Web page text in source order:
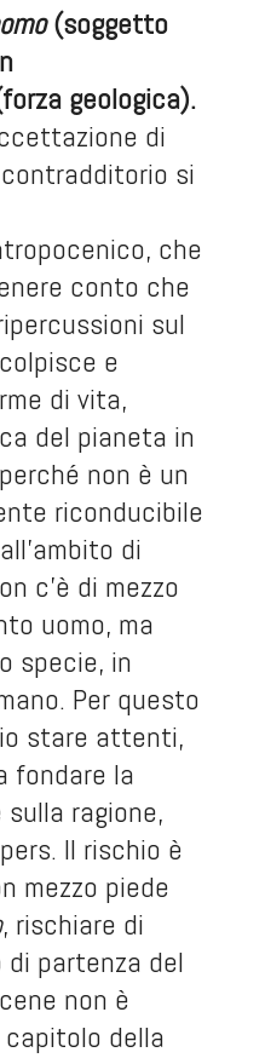
(soggetto
geologica).
di
si
che
conto che
sul
e
di vita,
del pianeta in
non è un
riconducibile
di
c’è di mezzo
uomo, ma
specie, in
Per questo
stare attenti,
fondare la
ragione,
Il rischio è
mezzo piede
, rischiare di
partenza del
non è
della